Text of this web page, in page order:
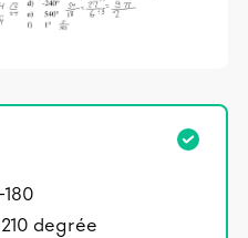
degrée